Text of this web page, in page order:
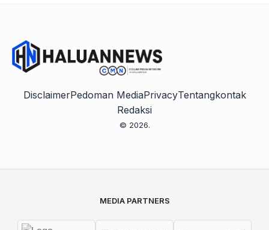
DisclaimerPedoman MediaPrivacyTentangkontak
Redaksi
© 2026.
MEDIA PARTNERS